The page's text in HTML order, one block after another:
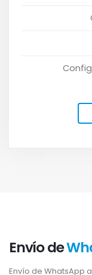
Envío de
Envío de WhatsApp